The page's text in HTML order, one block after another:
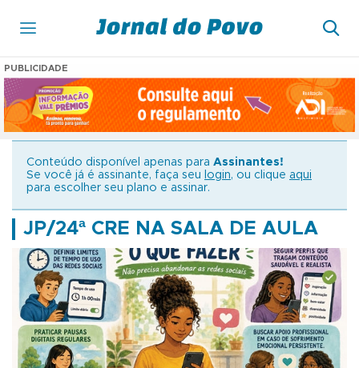
PUBLICIDADE
Conteúdo disponível apenas para Assinantes!
Se você já é assinante, faça seu
login, ou clique aqui
para escolher seu plano e assinar.
JP/24ª CRE NA SALA DE AULA